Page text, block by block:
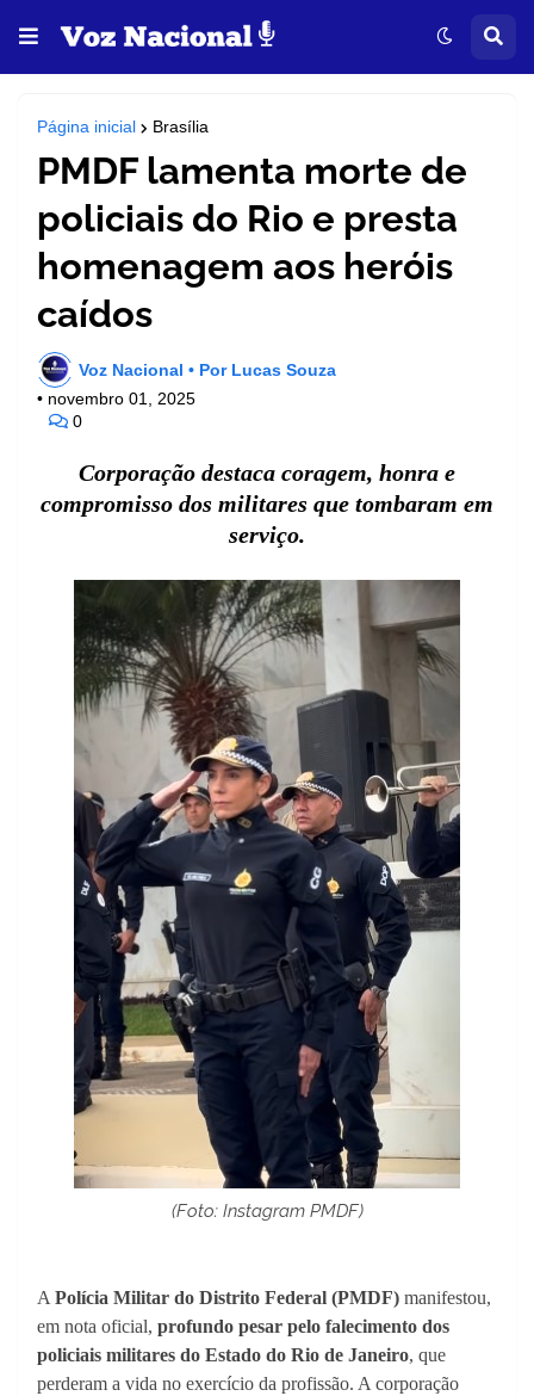
Página inicial Brasília
PMDF lamenta morte de
policiais do Rio e presta
homenagem aos heróis
caídos
Voz Nacional • Por Lucas Souza
• novembro 01, 2025
0
Corporação destaca coragem, honra e
compromisso dos militares que tombaram em
serviço.
(Foto: Instagram PMDF)
A Polícia Militar do Distrito Federal (PMDF) manifestou,
em nota oficial, profundo pesar pelo falecimento dos
policiais militares do Estado do Rio de Janeiro, que
perderam a vida no exercício da profissão. A corporação